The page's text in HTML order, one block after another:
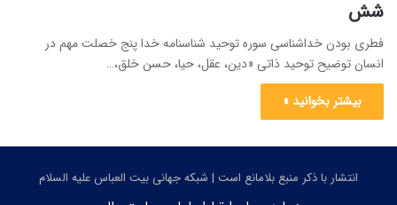
شش
فطری بودن خداشناسی سوره توحید شناسنامه خدا پنج خصلت مهم در
انسان توضیح توحید ذاتی «دین، عقل، حیا، حسن خلق،…
بیشتر بخوانید »
انتشار با ذکر منبع بلامانع است | شبکه جهانی بیت العباس علیه السلام